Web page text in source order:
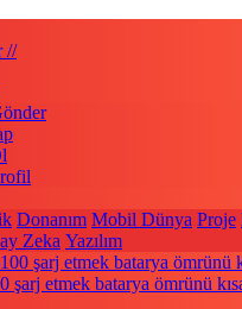
Donanım Mobil Dünya Proje
Zeka Yazılım
şarj etmek batarya ömrünü